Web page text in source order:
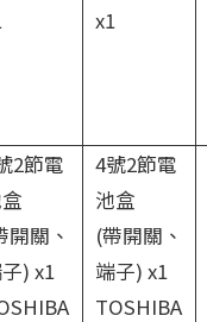
x1
2節電
開關、
) x1
4號2節電
池盒
(帶開關、
端子) x1
TOSHIBA